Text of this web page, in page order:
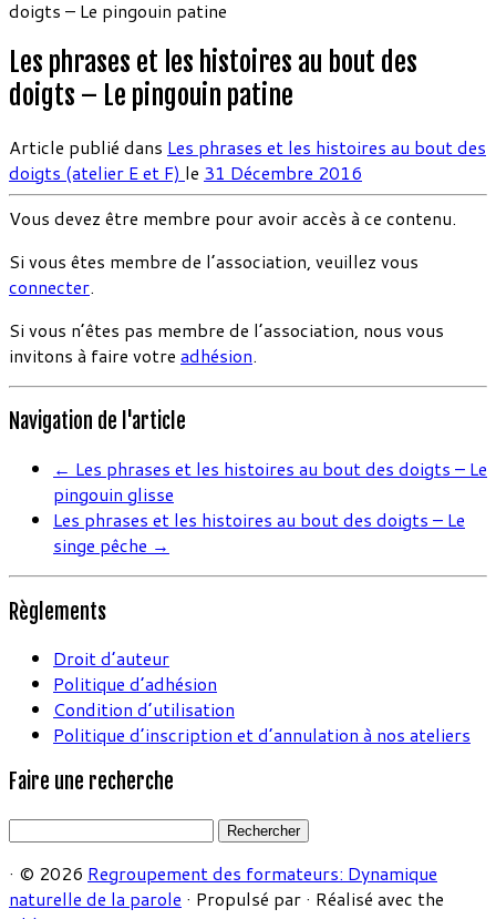
doigts – Le pingouin patine
Les phrases et les histoires au bout des
doigts – Le pingouin patine
Article publié dans Les phrases et les histoires au bout des
doigts (atelier E et F) le 31 Décembre 2016
Vous devez être membre pour avoir accès à ce contenu.
Si vous êtes membre de l’association, veuillez vous
connecter.
Si vous n’êtes pas membre de l’association, nous vous
invitons à faire votre adhésion.
Navigation de l'article
← Les phrases et les histoires au bout des doigts – Le
pingouin glisse
Les phrases et les histoires au bout des doigts – Le
singe pêche →
Règlements
Droit d’auteur
Politique d’adhésion
Condition d’utilisation
Politique d’inscription et d’annulation à nos ateliers
Faire une recherche
Rechercher :
· © 2026 Regroupement des formateurs: Dynamique
naturelle de la parole · Propulsé par · Réalisé avec the